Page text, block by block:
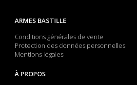
ARMES BASTILLE
Conditions générales de vente
Protection des données personnelles
Mentions légales
À PROPOS